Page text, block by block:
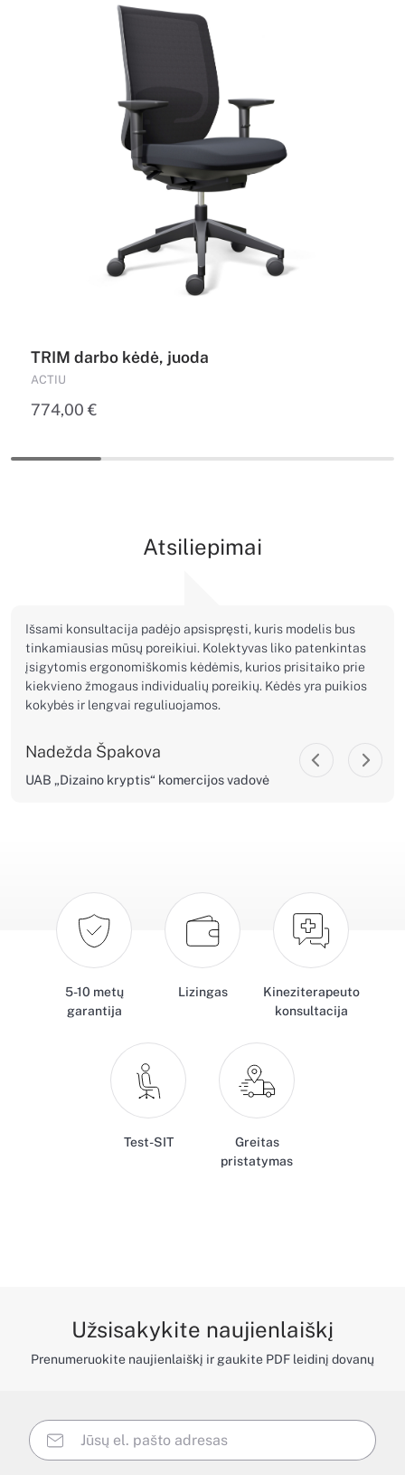
TRIM darbo kėdė, juoda
ACTIU
774,00 €
Atsiliepimai
Išsami konsultacija padėjo apsispręsti, kuris modelis bus
tinkamiausias mūsų poreikiui. Kolektyvas liko patenkintas
įsigytomis ergonomiškomis kėdėmis, kurios prisitaiko prie
kiekvieno žmogaus individualių poreikių. Kėdės yra puikios
kokybės ir lengvai reguliuojamos.
Nadežda Špakova
UAB „Dizaino kryptis“ komercijos vadovė
5-10 metų
garantija
Lizingas
Kineziterapeuto
konsultacija
Test-SIT
Greitas
pristatymas
Užsisakykite naujienlaiškį
Prenumeruokite naujienlaiškį ir gaukite PDF leidinį dovanų